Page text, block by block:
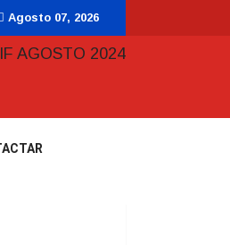
Agosto 07, 2026